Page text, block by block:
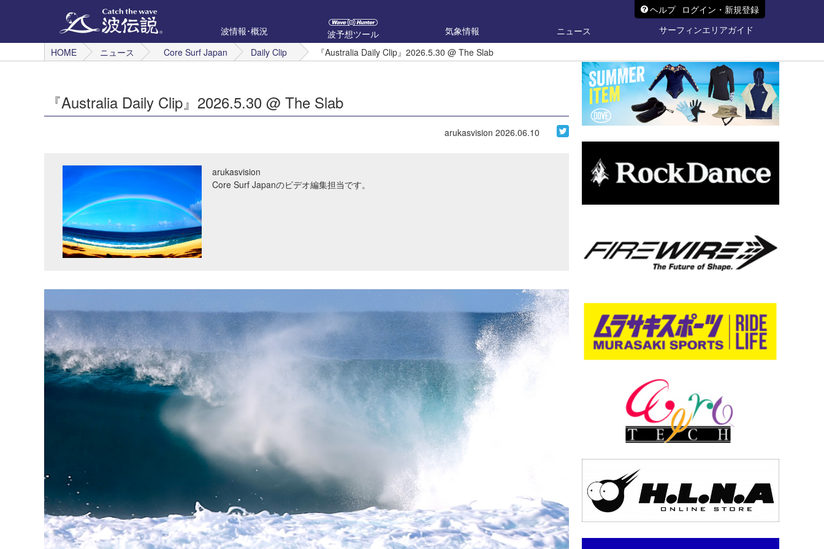
ヘルプ ログイン・新規登録
波情報･概況
波予想ツール 気象情報 ニュース
サーフィンエリアガイド
HOME
ニュース Core Surf Japan Daily Clip 『Australia Daily Clip』2026.5.30 @ The Slab
『Australia Daily Clip』2026.5.30 @ The Slab
arukasvision 2026.06.10
arukasvision
Core Surf Japanのビデオ編集担当です。